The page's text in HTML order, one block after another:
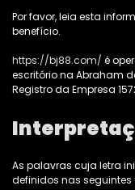
Por favor, leia esta
benefício.
https://bj88.com/ é
escritório na Abraham
Registro da Empresa
As palavras cuja letra
definidos nas seguintes